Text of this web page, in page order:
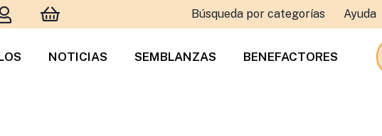
Búsqueda por categorías Ayuda
NOTICIAS SEMBLANZAS BENEFACTORES